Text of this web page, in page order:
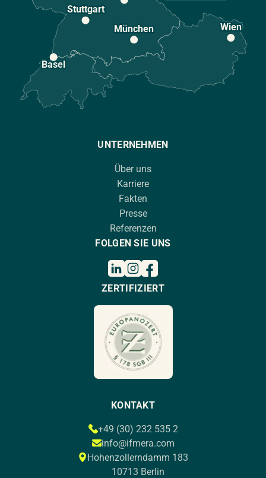
Stuttgart
München
Wien
Basel
UNTERNEHMEN
Über uns
Karriere
Fakten
Presse
Referenzen
FOLGEN SIE UNS
ZERTIFIZIERT
KONTAKT
+49 (30) 232 535 2
info@ifmera.com
Hohenzollerndamm 183
10713 Berlin